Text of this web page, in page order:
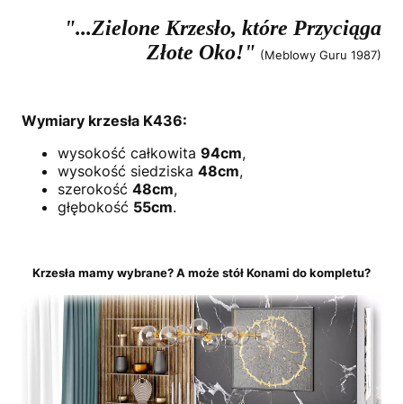
"...Zielone Krzesło, które Przyciąga
Złote Oko!" (Meblowy Guru 1987)
Wymiary krzesła K436:
wysokość całkowita 94cm,
wysokość siedziska 48cm,
szerokość 48cm,
głębokość 55cm.
Krzesła mamy wybrane? A może stół Konami do kompletu?